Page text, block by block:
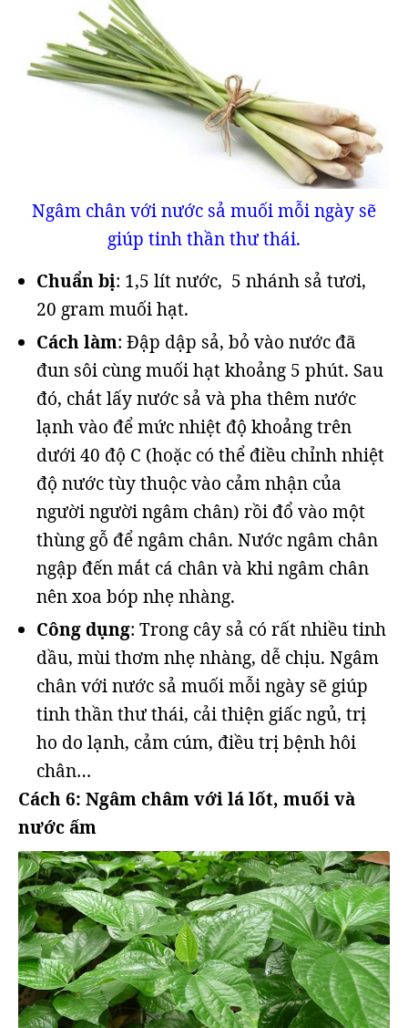
Ngâm chân với nước sả muối mỗi ngày sẽ
giúp tinh thần thư thái.
Chuẩn bị: 1,5 lít nước, 5 nhánh sả tươi,
20 gram muối hạt.
Cách làm: Đập dập sả, bỏ vào nước đã
đun sôi cùng muối hạt khoảng 5 phút. Sau
đó, chắt lấy nước sả và pha thêm nước
lạnh vào để mức nhiệt độ khoảng trên
dưới 40 độ C (hoặc có thể điều chỉnh nhiệt
độ nước tùy thuộc vào cảm nhận của
người người ngâm chân) rồi đổ vào một
thùng gỗ để ngâm chân. Nước ngâm chân
ngập đến mắt cá chân và khi ngâm chân
nên xoa bóp nhẹ nhàng.
Công dụng: Trong cây sả có rất nhiều tinh
dầu, mùi thơm nhẹ nhàng, dễ chịu. Ngâm
chân với nước sả muối mỗi ngày sẽ giúp
tinh thần thư thái, cải thiện giấc ngủ, trị
ho do lạnh, cảm cúm, điều trị bệnh hôi
chân…
Cách 6: Ngâm châm với lá lốt, muối và
nước ấm